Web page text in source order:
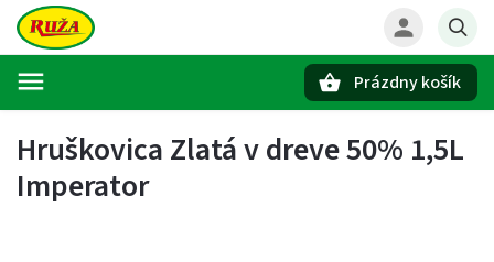
Prázdny košík
Hruškovica Zlatá v dreve 50% 1,5L
Imperator